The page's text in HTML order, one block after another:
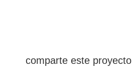
comparte este proyecto